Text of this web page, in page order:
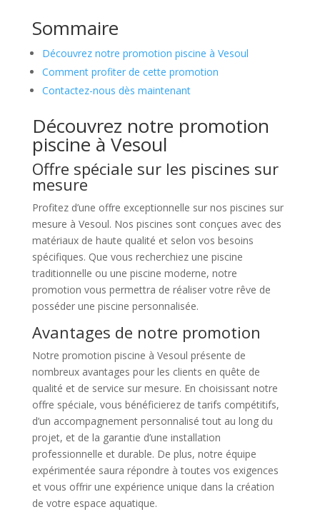
Sommaire
Découvrez notre promotion piscine à Vesoul
Comment profiter de cette promotion
Contactez-nous dès maintenant
Découvrez notre promotion
piscine à Vesoul
Offre spéciale sur les piscines sur
mesure
Profitez d’une offre exceptionnelle sur nos piscines sur
mesure à Vesoul. Nos piscines sont conçues avec des
matériaux de haute qualité et selon vos besoins
spécifiques. Que vous recherchiez une piscine
traditionnelle ou une piscine moderne, notre
promotion vous permettra de réaliser votre rêve de
posséder une piscine personnalisée.
Avantages de notre promotion
Notre promotion piscine à Vesoul présente de
nombreux avantages pour les clients en quête de
qualité et de service sur mesure. En choisissant notre
offre spéciale, vous bénéficierez de tarifs compétitifs,
d’un accompagnement personnalisé tout au long du
projet, et de la garantie d’une installation
professionnelle et durable. De plus, notre équipe
expérimentée saura répondre à toutes vos exigences
et vous offrir une expérience unique dans la création
de votre espace aquatique.